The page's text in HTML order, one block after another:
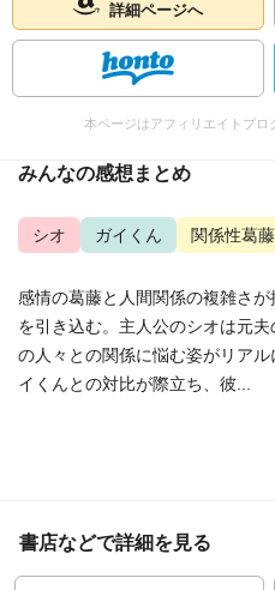
詳細ページへ
本ページはアフィリエイトプロ
みんなの感想まとめ
シオ ガイくん 関係性葛藤
感情の葛藤と人間関係の複雑さ
を引き込む。主人公のシオは元
の人々との関係に悩む姿がリア
イくんとの対比が際立ち、彼...
書店などで詳細を見る